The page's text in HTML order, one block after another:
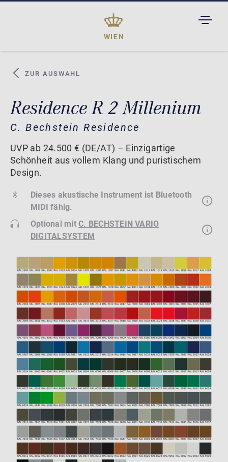
WIEN
ZUR AUSWAHL
Residence R 2 Millenium
C. Bechstein Residence
UVP ab 24.500 € (DE/AT) – Einzigartige
Schönheit aus vollem Klang und puristischem
Design.
Dieses akustische Instrument ist Bluetooth
MIDI fähig.
Optional mitC. BECHSTEIN VARIO
DIGITALSYSTEM